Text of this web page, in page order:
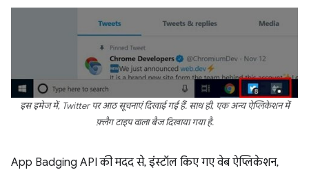
इस इमेज में, Twitter पर आठ सूचनाएं दिखाई गई हैं. साथ ही, एक अन्य ऐप्लिकेशन में
फ़्लैग टाइप वाला बैज दिखाया गया है.
App Badging API की मदद से, इंस्टॉल किए गए वेब ऐप्लिकेशन,